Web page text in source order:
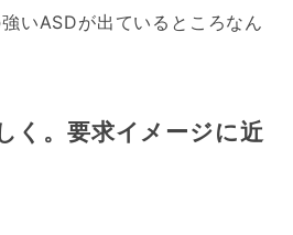
いASDが出ているところなん
く。要求イメージに近